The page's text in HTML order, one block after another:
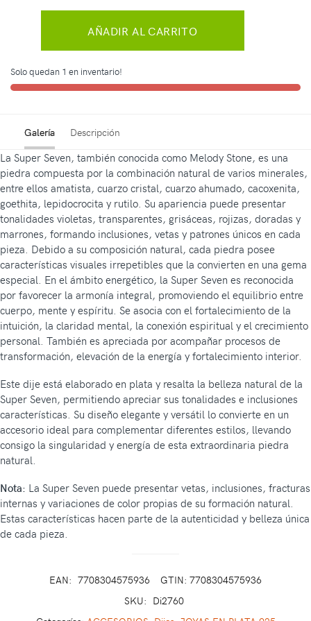
AÑADIR AL CARRITO
Solo quedan 1 en inventario!
Galería Descripción
La Super Seven, también conocida como Melody Stone, es una
piedra compuesta por la combinación natural de varios minerales,
entre ellos amatista, cuarzo cristal, cuarzo ahumado, cacoxenita,
goethita, lepidocrocita y rutilo. Su apariencia puede presentar
tonalidades violetas, transparentes, grisáceas, rojizas, doradas y
marrones, formando inclusiones, vetas y patrones únicos en cada
pieza. Debido a su composición natural, cada piedra posee
características visuales irrepetibles que la convierten en una gema
especial. En el ámbito energético, la Super Seven es reconocida
por favorecer la armonía integral, promoviendo el equilibrio entre
cuerpo, mente y espíritu. Se asocia con el fortalecimiento de la
intuición, la claridad mental, la conexión espiritual y el crecimiento
personal. También es apreciada por acompañar procesos de
transformación, elevación de la energía y fortalecimiento interior.
Este dije está elaborado en plata y resalta la belleza natural de la
Super Seven, permitiendo apreciar sus tonalidades e inclusiones
características. Su diseño elegante y versátil lo convierte en un
accesorio ideal para complementar diferentes estilos, llevando
consigo la singularidad y energía de esta extraordinaria piedra
natural.
Nota: La Super Seven puede presentar vetas, inclusiones, fracturas
internas y variaciones de color propias de su formación natural.
Estas características hacen parte de la autenticidad y belleza única
de cada pieza.
EAN: 7708304575936
GTIN: 7708304575936
SKU: Di2760